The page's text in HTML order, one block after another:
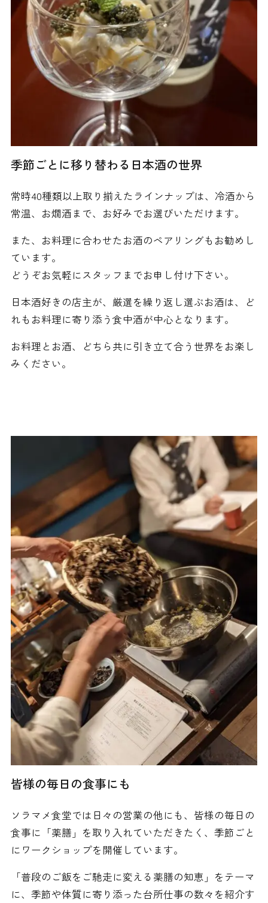
季節ごとに移り替わる日本酒の世界
常時40種類以上取り揃えたラインナップは、冷酒から
常温、お燗酒まで、お好みでお選びいただけます。
また、お料理に合わせたお酒のペアリングもお勧めし
ています。
どうぞお気軽にスタッフまでお申し付け下さい。
日本酒好きの店主が、厳選を繰り返し選ぶお酒は、ど
れもお料理に寄り添う食中酒が中心となります。
お料理とお酒、どちら共に引き立て合う世界をお楽し
みください。
皆様の毎日の食事にも
ソラマメ食堂では日々の営業の他にも、皆様の毎日の
食事に「薬膳」を取り入れていただきたく、季節ごと
にワークショップを開催しています。
「普段のご飯をご馳走に変える薬膳の知恵」をテーマ
に、季節や体質に寄り添った台所仕事の数々を紹介す